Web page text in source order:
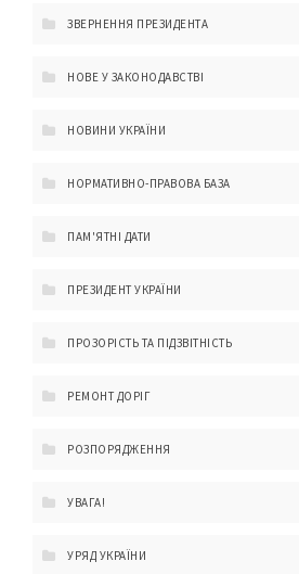
ЗВЕРНЕННЯ ПРЕЗИДЕНТА
НОВЕ У ЗАКОНОДАВСТВІ
НОВИНИ УКРАЇНИ
НОРМАТИВНО-ПРАВОВА БАЗА
ПАМ'ЯТНІ ДАТИ
ПРЕЗИДЕНТ УКРАЇНИ
ПРОЗОРІСТЬ ТА ПІДЗВІТНІСТЬ
РЕМОНТ ДОРІГ
РОЗПОРЯДЖЕННЯ
УВАГА!
УРЯД УКРАЇНИ